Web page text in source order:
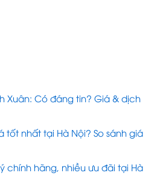
Xuân: Có đáng tin? Giá & dịch
tốt nhất tại Hà Nội? So sánh giá
chính hãng, nhiều ưu đãi tại Hà